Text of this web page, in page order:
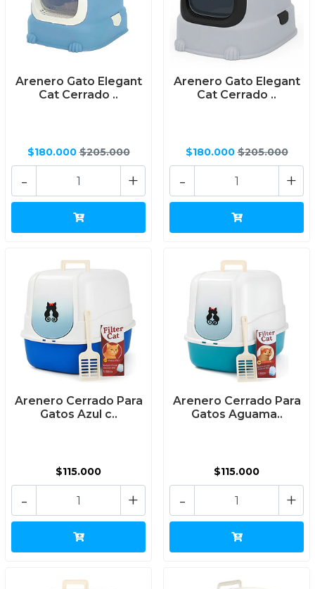
Arenero Gato Elegant
Cat Cerrado ..
$180.000 $205.000
+
-
Arenero Gato Elegant
Cat Cerrado ..
$180.000 $205.000
+
-
Arenero Cerrado Para
Gatos Azul c..
$115.000
+
-
Arenero Cerrado Para
Gatos Aguama..
$115.000
+
-